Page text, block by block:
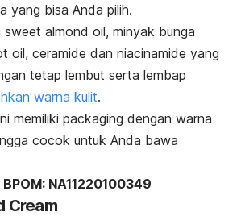
yang bisa Anda pilih.
almond oil, minyak bunga
oil, ceramide dan niacinamide yang
tetap lembut serta lembap
warna kulit.
memiliki packaging dengan warna
cocok untuk Anda bawa
NA11220100349
Cream